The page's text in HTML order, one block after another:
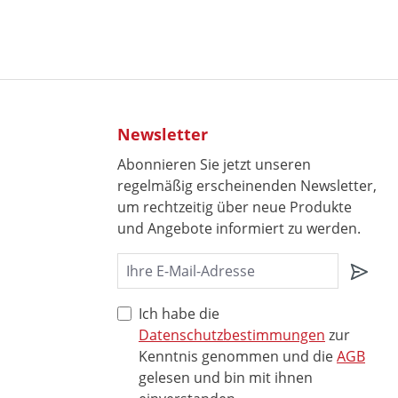
Newsletter
Abonnieren Sie jetzt unseren
regelmäßig erscheinenden Newsletter,
um rechtzeitig über neue Produkte
und Angebote informiert zu werden.
Ich habe die
Datenschutzbestimmungen zur
Kenntnis genommen und dieAGB
gelesen und bin mit ihnen